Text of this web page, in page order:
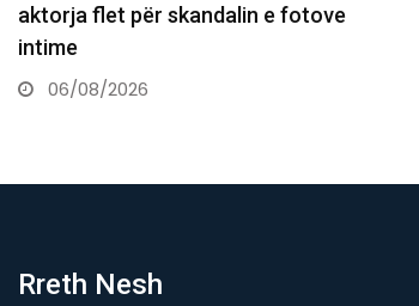
vrasjen e Tupac Shakur
06/08/2026
Rreth Nesh